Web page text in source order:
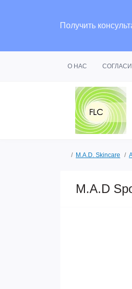
Получить
О НАС
M.A.D. Skincare
M.A.D